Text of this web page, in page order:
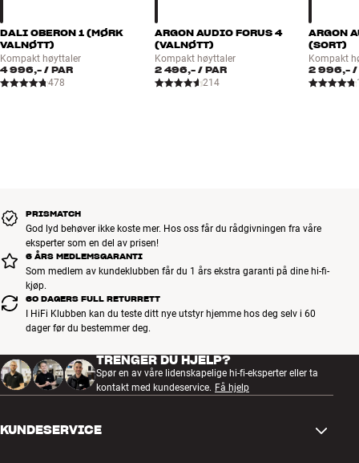
DALI OBERON 1 (MØRK
VALNØTT)
Kompakt høyttaler
4 996,- / PAR
478
ARGON AUDIO FORUS 4
(VALNØTT)
Kompakt høyttaler
2 496,-/ PAR
214
ARGON
(SORT)
Kompakt
2 996,- /
PRISMATCH
God lyd behøver ikke koste mer. Hos oss får du rådgivningen fra våre
eksperter som en del av prisen!
6 ÅRS MEDLEMSGARANTI
Som medlem av kundeklubben får du 1 års ekstra garanti på dine hi-fi-
kjøp.
60 DAGERS FULL RETURRETT
I HiFi Klubben kan du teste ditt nye utstyr hjemme hos deg selv i 60
dager før du bestemmer deg.
TRENGER DU HJELP?
Spør en av våre lidenskapelige hi-fi-eksperter eller ta
kontakt med kundeservice. Få hjelp
KUNDESERVICE